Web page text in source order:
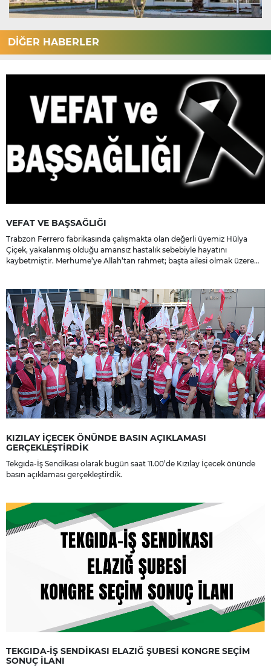
DİĞER HABERLER
VEFAT VE BAŞSAĞLIĞI
Trabzon Ferrero fabrikasında çalışmakta olan değerli üyemiz Hülya
Çiçek, yakalanmış olduğu amansız hastalık sebebiyle hayatını
kaybetmiştir. Merhume’ye Allah’tan rahmet; başta ailesi olmak üzere
KIZILAY İÇECEK ÖNÜNDE BASIN AÇIKLAMASI
GERÇEKLEŞTİRDİK
Tekgıda-İş Sendikası olarak bugün saat 11.00’de Kızılay İçecek önünde
basın açıklaması gerçekleştirdik.
TEKGIDA-İŞ SENDİKASI ELAZIĞ ŞUBESİ KONGRE SEÇİM
SONUÇ İLANI